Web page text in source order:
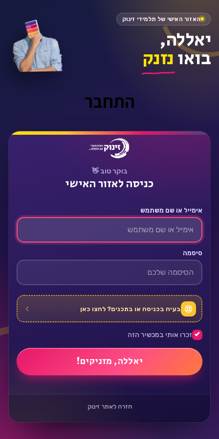
התחבר
בוקר טוב 👋
כניסה לאזור האישי
אימייל או שם משתמש
סיסמה
בעיה בכניסה או בתכנים? לחצו כאן
זכרו אותי במכשיר הזה
חזרה לאתר זינוק
האזור האישי של תלמידי זינוק
יאללה,
בואונזנק